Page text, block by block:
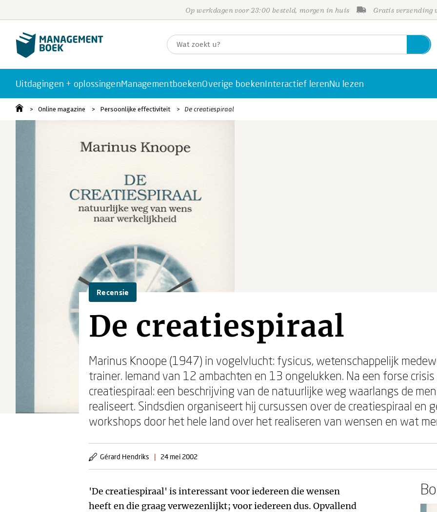
Op werkdagen voor 23:00 besteld, morgen in huis Gratis verzending
Uitdagingen + oplossingenManagementboekenOverige boekenInteractief lerenNu lezen
Online magazine Persoonlijke effectiviteit De creatiespiraal
Recensie
De creatiespiraal
Marinus Knoope (1947) in vogelvlucht: fysicus, wetenschappelijk
trainer. Iemand van 12 ambachten en 13 ongelukken. Na een forse
creatiespiraal: een beschrijving van de natuurlijke weg waarlangs de
realiseert. Sindsdien organiseert hij cursussen over de creatiespiraal en
workshops door het hele land over het realiseren van wensen en wat
Gérard Hendriks | 24 mei 2002
'De creatiespiraal' is interessant voor iedereen die wensen
heeft en die graag verwezenlijkt; voor iedereen dus. Opvallend